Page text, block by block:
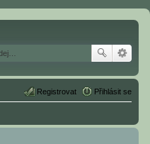
Přihlásit se
Registrovat